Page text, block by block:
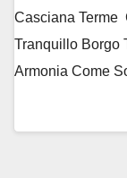
Casciana Terme
Tranquillo Borgo
Armonia Come